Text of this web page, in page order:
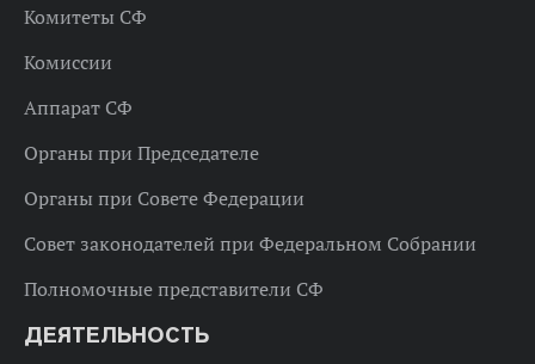
Комитеты СФ
Комиссии
Аппарат СФ
Органы при Председателе
Органы при Совете Федерации
Совет законодателей при Федеральном Собрании
Полномочные представители СФ
ДЕЯТЕЛЬНОСТЬ